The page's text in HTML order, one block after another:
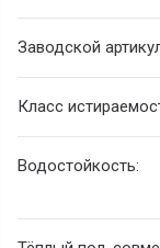
Заводской
Класс
Водостойкость: